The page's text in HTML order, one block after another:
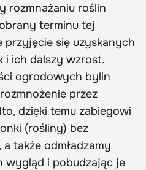
rozmnażaniu roślin
terminu tej
się uzyskanych
i ich dalszy wzrost.
ogrodowych bylin
przez
dzięki temu zabiegowi
(rośliny) bez
także odmładzamy
wygląd i pobudzając je